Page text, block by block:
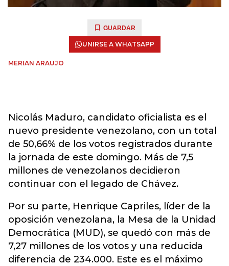
GUARDAR
UNIRSE A WHATSAPP
MERIAN ARAUJO
Nicolás Maduro, candidato oficialista es el
nuevo presidente venezolano, con un total
de 50,66% de los votos registrados durante
la jornada de este domingo. Más de 7,5
millones de venezolanos decidieron
continuar con el legado de Chávez.
Por su parte, Henrique Capriles, líder de la
oposición venezolana, la Mesa de la Unidad
Democrática (MUD), se quedó con más de
7,27 millones de los votos y una reducida
diferencia de 234.000. Este es el máximo